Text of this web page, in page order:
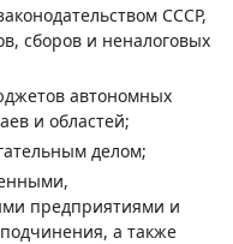
СССР,
сборов и неналоговых
автономных
и областей;
делом;
предприятиями и
а также